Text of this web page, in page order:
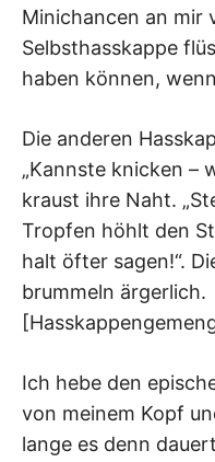
Minichancen an mir
Selbsthasskappe
haben können,
Die anderen
„Kannste knicken –
kraust ihre Naht.
Tropfen höhlt den
halt öfter sagen!“.
brummeln ärgerlich.
Ich hebe den
von meinem Kopf
lange es denn